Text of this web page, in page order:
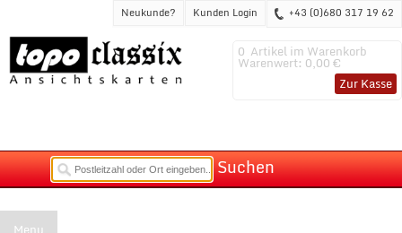
+43 (0)680 317 19 62
Kunden Login
Neukunde?
0 Artikel im Warenkorb
Warenwert: 0,00 €
Zur Kasse
Suchen